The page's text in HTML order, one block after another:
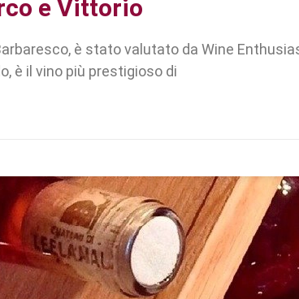
e Vittorio
è stato valutato da Wine
è il vino più prestigioso di